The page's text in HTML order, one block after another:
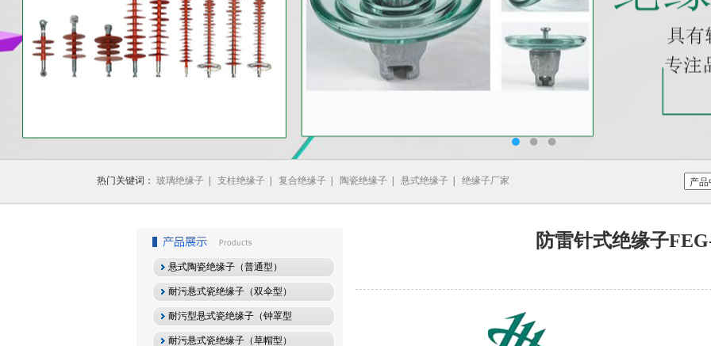
1 2 3
热门关键词： 玻璃绝缘子 支柱绝缘子 复合绝缘子 陶瓷绝缘子 悬式绝缘子 绝缘子厂家
悬式陶瓷绝缘子（普通型）
耐污悬式瓷绝缘子（双伞型）
耐污型悬式瓷绝缘子（钟罩型
耐污悬式瓷绝缘子（草帽型）
防雷针式绝缘子